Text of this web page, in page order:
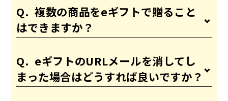
複数の商品をeギフトで贈ること
はできますか？
eギフトのURLメールを消してし
まった場合はどうすれば良いですか？